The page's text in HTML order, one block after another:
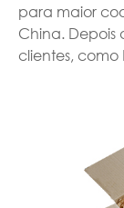
para maior
China. Depois
clientes, como